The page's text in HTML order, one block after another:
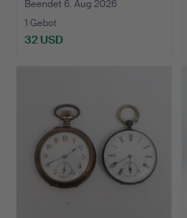
Beendet 6. Aug 2026
1 Gebot
32 USD